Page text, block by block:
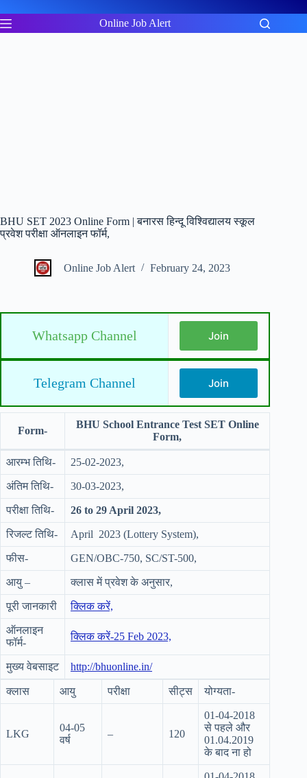
to
content
Online Job Alert
BHU SET 2023 Online Form | बनारस हिन्दू विश्विद्यालय स्कूल
प्रवेश परीक्षा ऑनलाइन फॉर्म,
Online Job Alert February 24, 2023
Whatsapp Channel Join
Telegram Channel Join
Form-
BHU School Entrance Test SET Online
Form,
आरम्भ तिथि- 25-02-2023,
अंतिम तिथि- 30-03-2023,
परीक्षा तिथि- 26 to 29 April 2023,
रिजल्ट तिथि- April 2023 (Lottery System),
फीस- GEN/OBC-750, SC/ST-500,
आयु – क्लास में प्रवेश के अनुसार,
पूरी जानकारी क्लिक करें,
ऑनलाइन
फॉर्म-
क्लिक करें-25 Feb 2023,
मुख्य वेबसाइट http://bhuonline.in/
क्लास आयु परीक्षा सीट्स योग्यता-
LKG
04-05
वर्ष
– 120
01-04-2018
से पहले और
01.04.2019
के बाद ना हो